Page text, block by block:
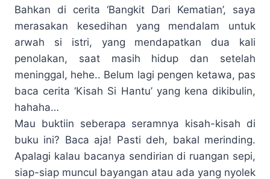
Bahkan di cerita ‘Bangkit Dari Kematian’, saya
merasakan kesedihan yang mendalam untuk
arwah si istri, yang mendapatkan dua kali
penolakan, saat masih hidup dan setelah
meninggal, hehe.. Belum lagi pengen ketawa, pas
baca cerita ‘Kisah Si Hantu’ yang kena dikibulin,
hahaha…
Mau buktiin seberapa seramnya kisah-kisah di
buku ini? Baca aja! Pasti deh, bakal merinding.
Apalagi kalau bacanya sendirian di ruangan sepi,
siap-siap muncul bayangan atau ada yang nyolek